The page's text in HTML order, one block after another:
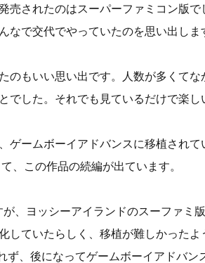
売されたのはスーパーファミコン版
なで交代でやっていたのを思い出しま
のもいい思い出です。人数が多くてな
でした。それでも見ているだけで楽し
ゲームボーイアドバンスに移植され
、この作品の続編が出ています。
、ヨッシーアイランドのスーファミ
していたらしく、移植が難しかったよ
ず、後になってゲームボーイアドバン